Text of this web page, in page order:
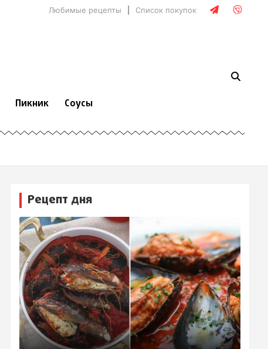
Любимые рецепты Список покупок
Пикник Соусы
Рецепт дня